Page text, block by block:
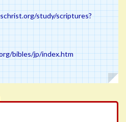
study/scriptures?
bibles/jp/index.htm